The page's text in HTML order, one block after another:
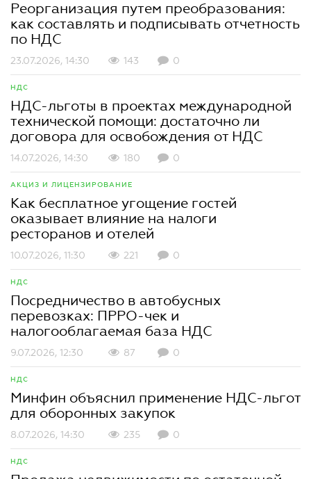
Реорганизация путем преобразования:
как составлять и подписывать отчетность
по НДС
23.07.2026, 14:30 143 0
НДС
НДС-льготы в проектах международной
технической помощи: достаточно ли
договора для освобождения от НДС
14.07.2026, 14:30 180 0
АКЦИЗ И ЛИЦЕНЗИРОВАНИЕ
Как бесплатное угощение гостей
оказывает влияние на налоги
ресторанов и отелей
10.07.2026, 11:30 221 0
НДС
Посредничество в автобусных
перевозках: ПРРО-чек и
налогооблагаемая база НДС
9.07.2026, 12:30 87 0
НДС
Минфин объяснил применение НДС-льгот
для оборонных закупок
8.07.2026, 14:30 235 0
НДС